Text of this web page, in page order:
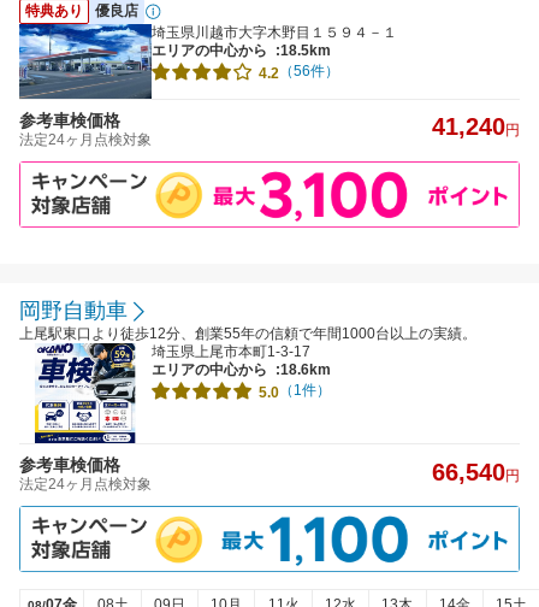
特典あり
優良店
埼玉県川越市大字木野目１５９４－１
エリアの中心から
:18.5km
4.2 （56件）
参考車検価格
法定24ヶ月点検対象 41,240円
岡野自動車
上尾駅東口より徒歩12分、創業55年の信頼で年間1000台以上の実績。
埼玉県上尾市本町1-3-17
エリアの中心から
:18.6km
5.0 （1件）
参考車検価格
法定24ヶ月点検対象 66,540円